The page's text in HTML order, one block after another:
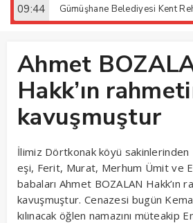
09:44
Ahmet
Hakk’ın
kavuşmuştur
İlimiz Dörtkonak köyü sakinlerinden
eşi, Ferit, Murat, Merhum Ümit ve
babaları Ahmet BOZALAN Hakk’ın
kavuşmuştur. Cenazesi bugün
kılınacak öğlen namazını müteakip